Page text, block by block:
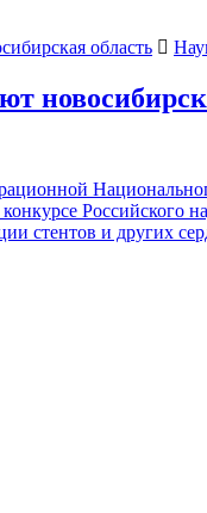
область
конкурсе
стентов и других